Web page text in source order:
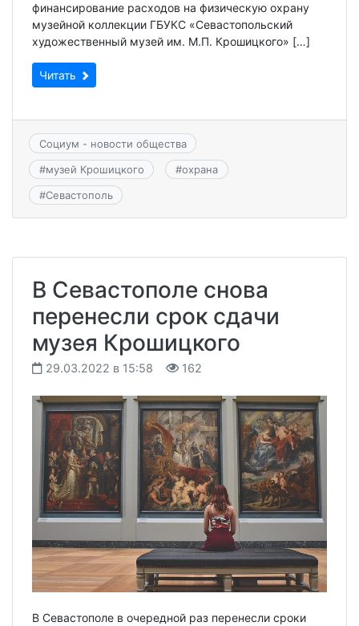
финансирование расходов на физическую охрану
музейной коллекции ГБУКС «Севастопольский
художественный музей им. М.П. Крошицкого» […]
Читать
Социум - новости общества
#музей Крошицкого #охрана
#Севастополь
В Севастополе снова
перенесли срок сдачи
музея Крошицкого
29.03.2022 в 15:58 162
В Севастополе в очередной раз перенесли сроки